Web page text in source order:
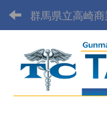
群馬県立高崎